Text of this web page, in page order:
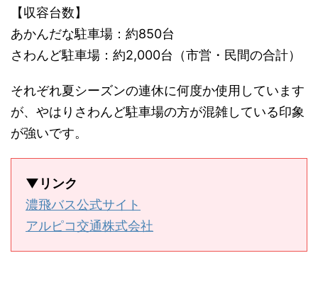
【収容台数】
あかんだな駐車場：約850台
さわんど駐車場：約2,000台（市営・民間の合計）
それぞれ夏シーズンの連休に何度か使用しています
が、やはりさわんど駐車場の方が混雑している印象
が強いです。
▼リンク
濃飛バス公式サイト
アルピコ交通株式会社